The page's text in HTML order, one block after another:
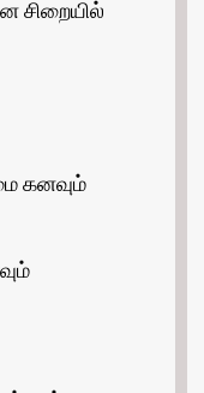
சிறையில்
கனவும்